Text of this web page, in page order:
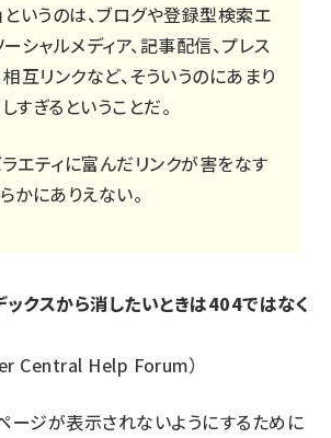
というのは、ブログや登録型検索エ
ーシャルメディア、記事配信、プレス
相互リンクなど、そういうのにあまり
すぎるということだ。
エティに富んだリンクが害をなす
かにありえない。
ックスから消したいときは404ではなく
Central Help Forum）
ージが表示されないようにするために